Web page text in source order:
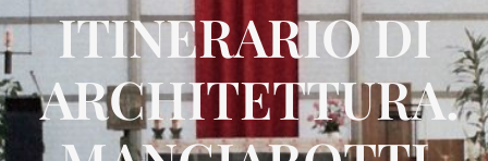
ITINERARIO DI
ARCHITETTURA.